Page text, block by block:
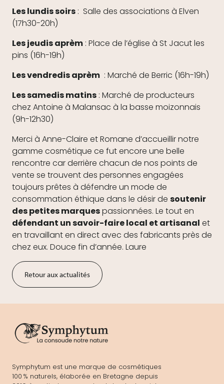
Les lundis soirs : Salle des associations à Elven
(17h30-20h)
Les jeudis aprèm : Place de l’église à St Jacut les
pins (16h-19h)
Les vendredis aprèm : Marché de Berric (16h-19h)
Les samedis matins : Marché de producteurs
chez Antoine à Malansac à la basse moizonnais
(9h-12h30)
Merci à Anne-Claire et Romane d’accueillir notre
gamme cosmétique ce fut encore une belle
rencontre car derrière chacun de nos points de
vente se trouvent des personnes engagées
toujours prêtes à défendre un mode de
consommation éthique dans le désir de soutenir
des petites marquespassionnées. Le tout en
défendant un savoir-faire local et artisanal et
en travaillant en direct avec des fabricants près de
chez eux. Douce fin d’année. Laure
Retour aux actualités
Symphytum est une marque de cosmétiques
100 % naturels, élaborée en Bretagne depuis